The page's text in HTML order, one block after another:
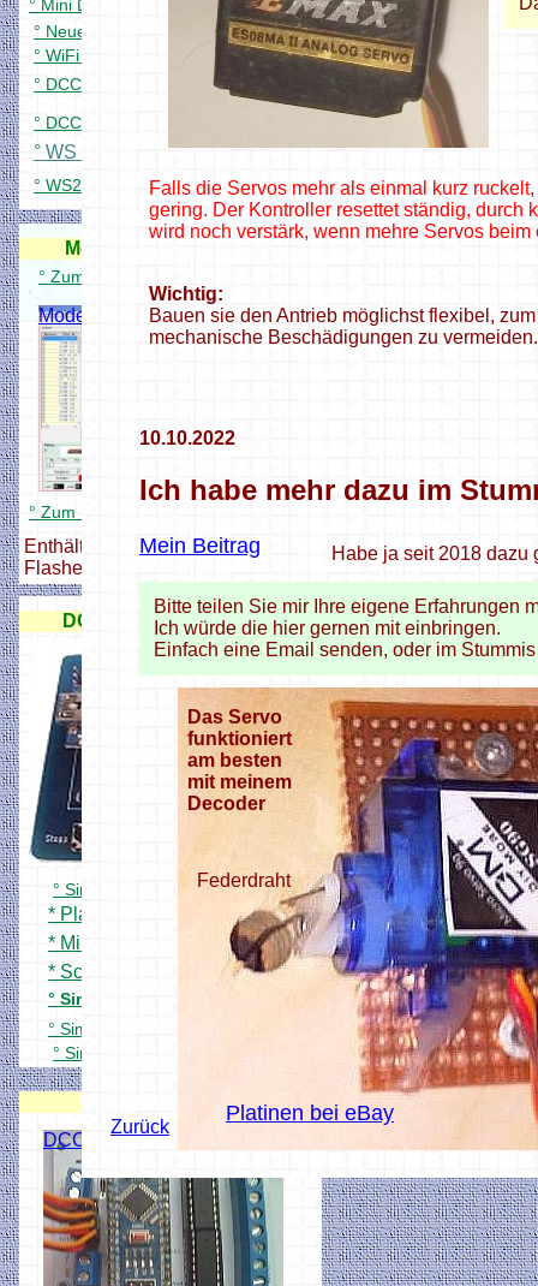
° Mini DCC Zentrale
° Neuer DCC Servo Schaltdecoder
° WiFi Handregler bitte Testen
° DCC Bremsgenerator in Arbeit
° DCC Signaldecoder für 84 LEDs
° WS Platinenübersicht
° WS2812 Dimmer für Windows
Modellbahnverwaltung
° Zum Modellbahnverwaltung Setup
Modellbahnverwaltung
° Zum Modellbahnverwaltung Setup
Modellbahnverwaltung
Enthält alle nötigen Dateien zum
Flashen und Konfigurieren,
DCC Zentrale + Booster
° Simpel DCC Zentrale
* Platine und Bestückung
* Mini Zentrale 1Ampere
* Schnell mal testen
° Simpel DCC Booster
° Simpel DCC Bremsgenerator
° Simpel DCC Zentrale
DCC Decoder
DCC Servo Schaltdecoder
Falls die Servos mehr als einmal kurz
gering. Der Kontroller resettet ständig, durch
wird noch verstärk, wenn mehre Servos
Wichtig:
Bauen sie den Antrieb möglichst flexibel,
mechanische Beschädigungen zu vermeiden.
10.10.2022
Ich habe mehr dazu im
Mein Beitrag Habe ja seit 2018 dazu
Bitte teilen Sie mir Ihre eigene Erfahrungen
Ich würde die hier gernen mit einbringen.
Einfach eine Email senden, oder im
Zurück
Das Servo
funktioniert
am besten
mit meinem
Decoder
Federdraht
Platinen bei eBay